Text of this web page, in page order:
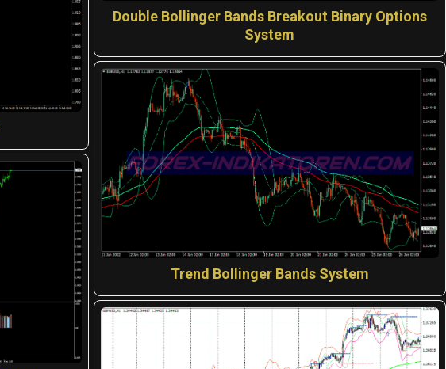
Double Bollinger Bands Breakout Binary Options
System
Trend Bollinger Bands System